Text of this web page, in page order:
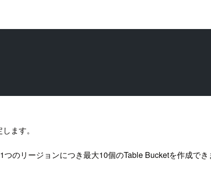
ます。
のリージョンにつき最大10個のTable Bucketを作成でき